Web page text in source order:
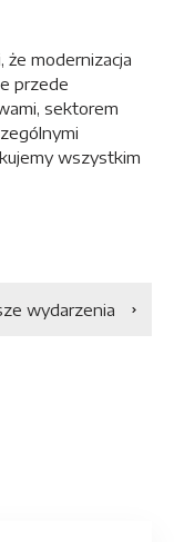
że modernizacja
przede
sektorem
wszystkim
wydarzenia